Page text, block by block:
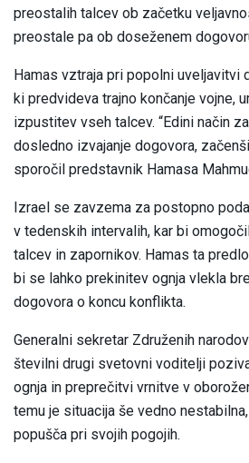
preostalih talcev ob začetku
preostale pa ob doseženem
Hamas vztraja pri popolni uveljavitvi
ki predvideva trajno končanje vojne,
izpustitev vseh talcev. “Edini način
dosledno izvajanje dogovora,
sporočil predstavnik Hamasa
Izrael se zavzema za postopno
v tedenskih intervalih, kar bi
talcev in zapornikov. Hamas ta
bi se lahko prekinitev ognja vlekla
dogovora o koncu konflikta.
Generalni sekretar Združenih
številni drugi svetovni voditelji
ognja in preprečitvi vrnitve v
temu je situacija še vedno
popušča pri svojih pogojih.